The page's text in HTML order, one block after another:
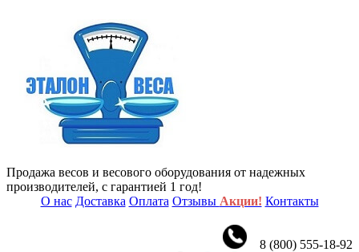
Продажа весов и весового оборудования от надежных
производителей, с гарантией 1 год!
О нас Доставка Оплата Отзывы Акции! Контакты
8 (800) 555-18-92